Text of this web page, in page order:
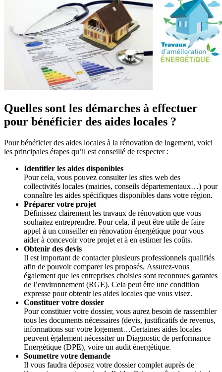
Quelles sont les démarches à effectuer
pour bénéficier des aides locales ?
Pour bénéficier des aides locales à la rénovation de logement, voici
les principales étapes qu’il est conseillé de respecter :
Identifier les aides disponibles
Pour cela, vous pouvez consulter les sites web des
collectivités locales (mairies, conseils départementaux…) pour
connaître les aides spécifiques disponibles dans votre région.
Préparer votre projet
Définissez clairement les travaux de rénovation que vous
souhaitez entreprendre. Pour cela, il peut être utile de faire
appel à un conseiller en rénovation énergétique pour vous
aider à concevoir votre projet et à en estimer les coûts.
Obtenir des devis
Il est important de contacter plusieurs professionnels qualifiés
afin de pouvoir comparer les proposés. Assurez-vous
également que les entreprises choisies sont reconnues garantes
de l’environnement (RGE). Cela peut être une condition
expresse pour obtenir les aides locales que vous visez.
Constituer votre dossier
Pour constituer votre dossier, vous aurez besoin de rassembler
tous les documents nécessaires (devis, justificatifs de revenus,
informations sur votre logement…Certaines aides locales
peuvent également nécessiter un Diagnostic de performance
Energétique (DPE), voire un audit énergétique.
Soumettre votre demande
Il vous faudra déposez votre dossier complet auprès de